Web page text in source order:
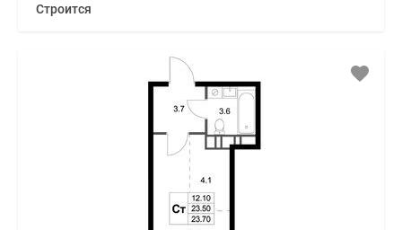
Строится